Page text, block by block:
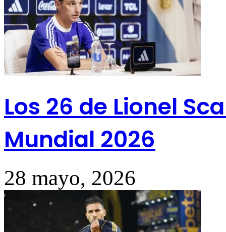
Los 26 de Lionel
Mundial 2026
28 mayo, 2026